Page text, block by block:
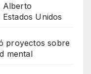
Alberto
Unidos
proyectos sobre
mental